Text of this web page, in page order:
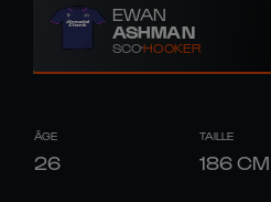
EWAN
ASHMAN
SCOHOOKER
ÂGE
26
TAILLE
186CM